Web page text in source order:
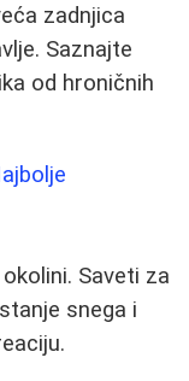
zadnjica
Saznajte
od hroničnih
Saveti za
snega i